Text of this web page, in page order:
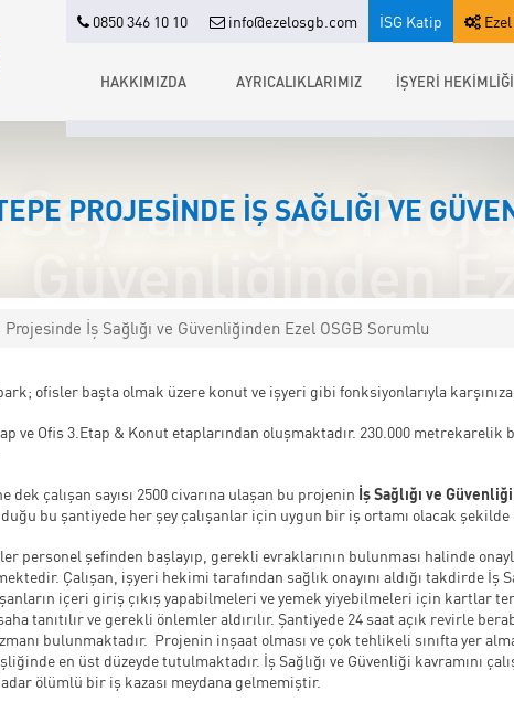
0850 346 10 10 info@ezelosgb.com İSG Katip Ezel
HAKKIMIZDA AYRICALIKLARIMIZ İŞYERİ HEKİMLİĞİ
PROJESINDE İŞ SAĞLIĞI VE
Güvenliğinden
İş Sağlığı ve Güvenliğinden Ezel OSGB Sorumlu
ofisler başta olmak üzere konut ve işyeri gibi fonksiyonlarıyla karşınıza
ve Ofis 3.Etap & Konut etaplarından oluşmaktadır. 230.000 metrekarelik
dek çalışan sayısı 2500 civarına ulaşan bu projenin İş Sağlığı ve Güvenliği
bu şantiyede her şey çalışanlar için uygun bir iş ortamı olacak
personel şefinden başlayıp, gerekli evraklarının bulunması halinde
Çalışan, işyeri hekimi tarafından sağlık onayını aldığı takdirde
içeri giriş çıkış yapabilmeleri ve yemek yiyebilmeleri için kartlar
tanıtılır ve gerekli önlemler aldırılır. Şantiyede 24 saat açık revirle
bulunmaktadır. Projenin inşaat olması ve çok tehlikeli sınıfta yer
en üst düzeyde tutulmaktadır. İş Sağlığı ve Güvenliği kavramını
ölümlü bir iş kazası meydana gelmemiştir.